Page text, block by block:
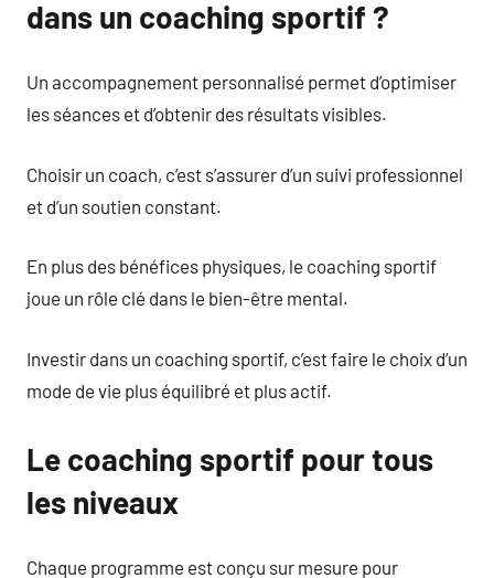
dans un coaching sportif ?
Un accompagnement personnalisé permet d’optimiser
les séances et d’obtenir des résultats visibles.
Choisir un coach, c’est s’assurer d’un suivi professionnel
et d’un soutien constant.
En plus des bénéfices physiques, le coaching sportif
joue un rôle clé dans le bien-être mental.
Investir dans un coaching sportif, c’est faire le choix d’un
mode de vie plus équilibré et plus actif.
Le coaching sportif pour tous
les niveaux
Chaque programme est conçu sur mesure pour